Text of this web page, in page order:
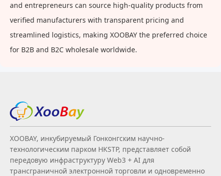
and entrepreneurs can source high-quality products from
verified manufacturers with transparent pricing and
streamlined logistics, making XOOBAY the preferred choice
for B2B and B2C wholesale worldwide.
XOOBAY, инкубируемый Гонконгским научно-
технологическим парком HKSTP, представляет собой
передовую инфраструктуру Web3 + AI для
трансграничной электронной торговли и одновременно